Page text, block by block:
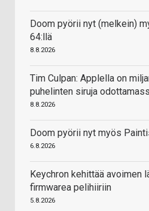
Doom pyörii nyt (melkein)
64:llä
8.8.2026
Tim Culpan: Applella on
puhelinten siruja
8.8.2026
Doom pyörii nyt myös
6.8.2026
Keychron kehittää avoimen
firmwarea pelihiiriin
5.8.2026